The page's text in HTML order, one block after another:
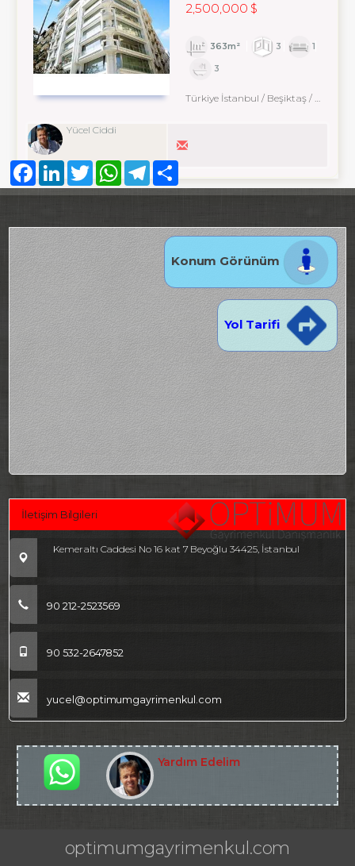
2,500,000 $
363m² 3
1
3
Türkiye İstanbul / Beşiktaş/ Maçka
Yücel Ciddi
Konum Görünüm
Yol Tarifi
İletişim Bilgileri
Kemeraltı Caddesi No 16 kat 7 Beyoğlu 34425, İstanbul
90 212-2523569
90 532-2647852
yucel@optimumgayrimenkul.com
Yardım Edelim
FacebookLinkedInTwitter WhatsAppTelegram
optimumgayrimenkul.com